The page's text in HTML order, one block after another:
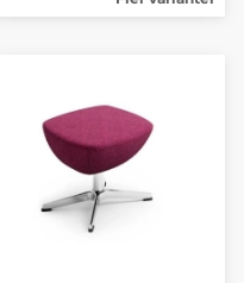
Tyg B Evita Sun
4-6 Veckor